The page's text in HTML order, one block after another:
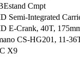
Cmpt
Semi-Integrated
E-Crank, 40T,
CS-HG201, 11-
X9